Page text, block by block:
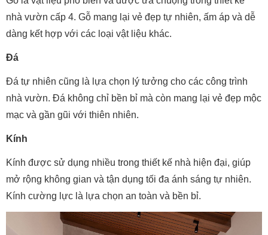
nhà vườn cấp 4. Gỗ mang lại vẻ đẹp tự nhiên, ấm áp và dễ
dàng kết hợp với các loại vật liệu khác.
Đá
Đá tự nhiên cũng là lựa chọn lý tưởng cho các công trình
nhà vườn. Đá không chỉ bền bỉ mà còn mang lại vẻ đẹp mộc
mạc và gần gũi với thiên nhiên.
Kính
Kính được sử dụng nhiều trong thiết kế nhà hiện đại, giúp
mở rộng không gian và tận dụng tối đa ánh sáng tự nhiên.
Kính cường lực là lựa chọn an toàn và bền bỉ.